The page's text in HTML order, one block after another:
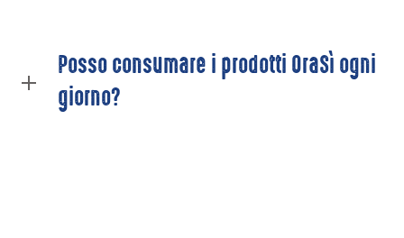
Posso consumare i prodotti OraSì ogni
giorno?